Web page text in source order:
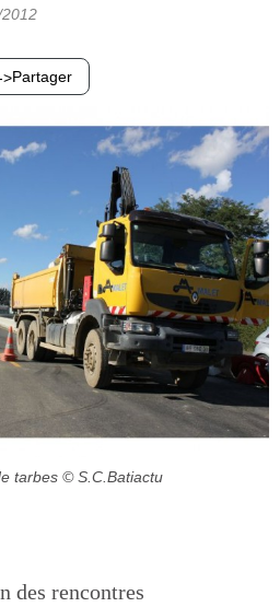
Partager
tarbes © S.C.Batiactu
des rencontres